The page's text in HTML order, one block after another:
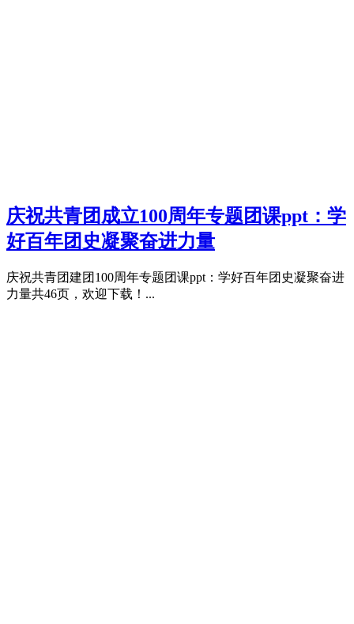
庆祝共青团成立100周年专题团课ppt：学
好百年团史凝聚奋进力量
庆祝共青团建团100周年专题团课ppt：学好百年团史凝聚奋进
力量共46页，欢迎下载！...